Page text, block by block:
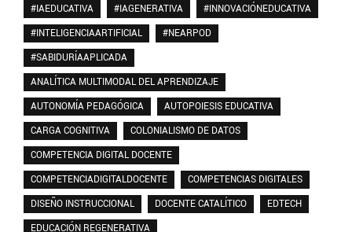
#IAEDUCATIVA
#IAGENERATIVA
#INNOVACIÓNEDUCATIVA
#INTELIGENCIAARTIFICIAL
#NEARPOD
#SABIDURÍAAPLICADA
ANALÍTICA MULTIMODAL DEL APRENDIZAJE
AUTONOMÍA PEDAGÓGICA
AUTOPOIESIS EDUCATIVA
CARGA COGNITIVA
COLONIALISMO DE DATOS
COMPETENCIA DIGITAL DOCENTE
COMPETENCIADIGITALDOCENTE
COMPETENCIAS DIGITALES
DISEÑO INSTRUCCIONAL
DOCENTE CATALÍTICO
EDTECH
EDUCACIÓN REGENERATIVA